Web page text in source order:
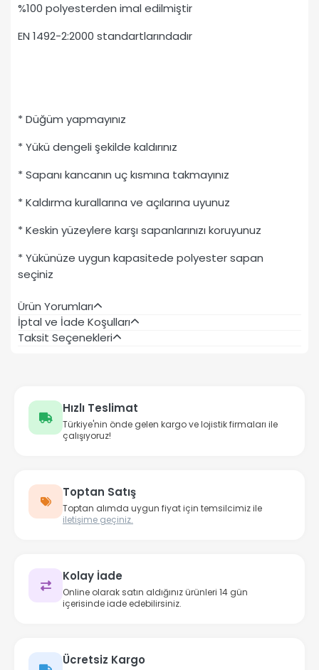
%100 polyesterden imal edilmiştir
EN 1492-2:2000 standartlarındadır
* Düğüm yapmayınız
* Yükü dengeli şekilde kaldırınız
* Sapanı kancanın uç kısmına takmayınız
* Kaldırma kurallarına ve açılarına uyunuz
* Keskin yüzeylere karşı sapanlarınızı koruyunuz
* Yükünüze uygun kapasitede polyester sapan
seçiniz
Ürün Yorumları
İptal ve İade Koşulları
Taksit Seçenekleri
Hızlı Teslimat
Türkiye'nin önde gelen kargo ve lojistik firmaları ile
çalışıyoruz!
Toptan Satış
Toptan alımda uygun fiyat için temsilcimiz ile
iletişime geçiniz.
Kolay İade
Online olarak satın aldığınız ürünleri 14 gün
içerisinde iade edebilirsiniz.
Ücretsiz Kargo